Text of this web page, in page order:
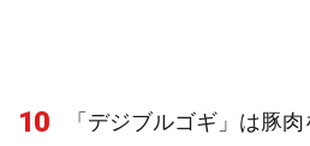
10
「デジブルゴギ」は豚